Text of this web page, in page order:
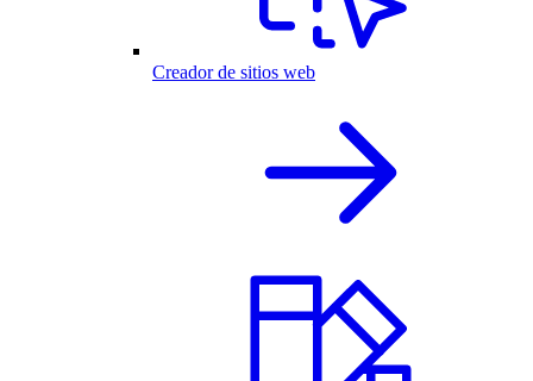
Creador de sitios web